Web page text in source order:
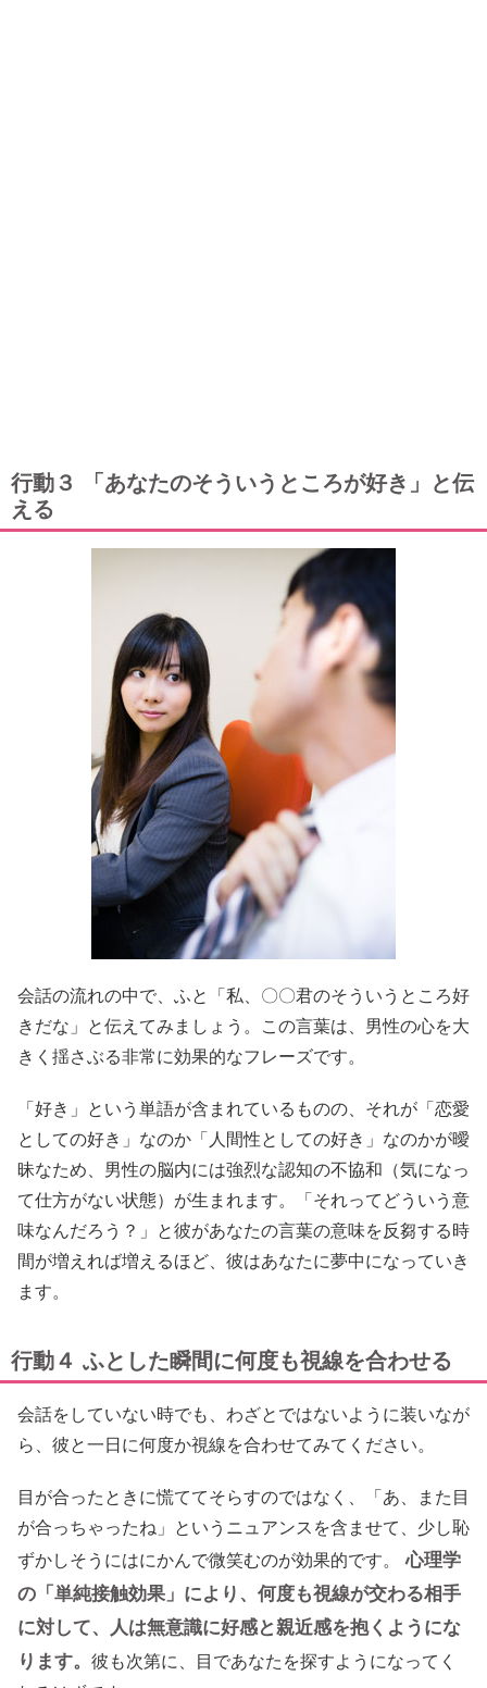
行動３ 「あなたのそういうところが好き」と伝
える
会話の流れの中で、ふと「私、〇〇君のそういうところ好
きだな」と伝えてみましょう。この言葉は、男性の心を大
きく揺さぶる非常に効果的なフレーズです。
「好き」という単語が含まれているものの、それが「恋愛
としての好き」なのか「人間性としての好き」なのかが曖
昧なため、男性の脳内には強烈な認知の不協和（気になっ
て仕方がない状態）が生まれます。「それってどういう意
味なんだろう？」と彼があなたの言葉の意味を反芻する時
間が増えれば増えるほど、彼はあなたに夢中になっていき
ます。
行動４ ふとした瞬間に何度も視線を合わせる
会話をしていない時でも、わざとではないように装いなが
ら、彼と一日に何度か視線を合わせてみてください。
目が合ったときに慌ててそらすのではなく、「あ、また目
が合っちゃったね」というニュアンスを含ませて、少し恥
ずかしそうにはにかんで微笑むのが効果的です。
心理学
の「単純接触効果」により、何度も視線が交わる相手
に対して、人は無意識に好感と親近感を抱くようにな
ります。 彼も次第に、目であなたを探すようになってく